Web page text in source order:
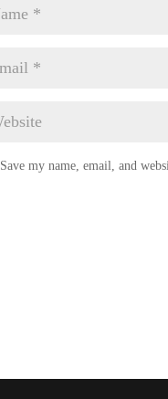
Save my name, email, and